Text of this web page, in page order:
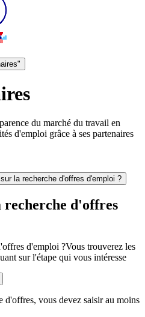
du marché du travail en
d'emploi grâce à ses partenaires
la recherche d'offres d'emploi ?
recherche d'offres
d'emploi ?Vous trouverez les
sur l'étape qui vous intéresse
d'offres, vous devez saisir au moins